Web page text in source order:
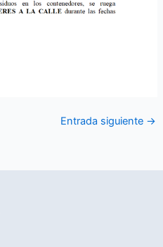
Entrada siguiente →